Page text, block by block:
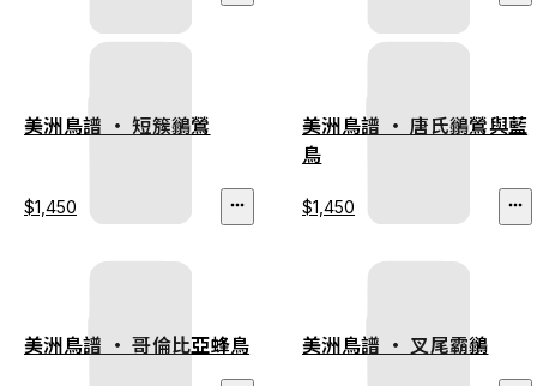
美洲鳥譜 ‧ 短簇鶲鶯
$1,450
美洲鳥譜 ‧ 唐氏鶲鶯與藍
鳥
$1,450
美洲鳥譜 ‧ 哥倫比亞蜂鳥 美洲鳥譜 ‧ 叉尾霸鶲